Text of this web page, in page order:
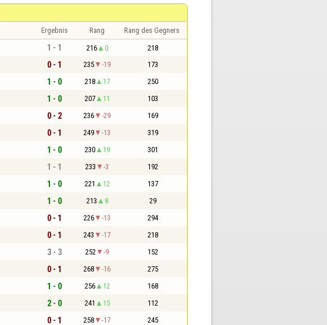
Ergebnis Rang Rang des Gegners
1 - 1 216 0 218
0 - 1 235 -19 173
1 - 0 218 17 250
1 - 0 207 11 103
0 - 2 236 -29 169
0 - 1 249 -13 319
1 - 0 230 19 301
1 - 1 233 -3 192
1 - 0 221 12 137
1 - 0 213 8 29
0 - 1 226 -13 294
0 - 1 243 -17 218
3 - 3 252 -9 152
0 - 1 268 -16 275
1 - 0 256 12 168
2 - 0 241 15 112
0 - 1 258 -17 245